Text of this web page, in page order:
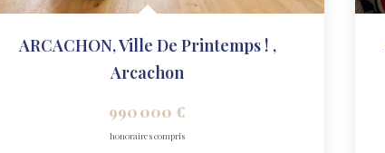
ARCACHON, Ville De Printemps ! ,
Arcachon
990 000 €
honoraires compris